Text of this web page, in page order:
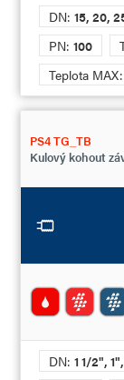
DN:15, 20,
PN:100
Teplota
PS4 TG_TB
Kulový kohout
DN:1 1/2",